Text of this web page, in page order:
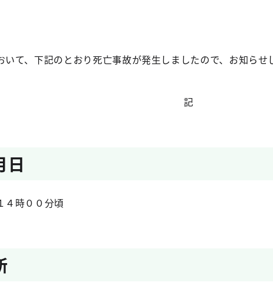
て、下記のとおり死亡事故が発生しましたので、お知ら
記
４時００分頃